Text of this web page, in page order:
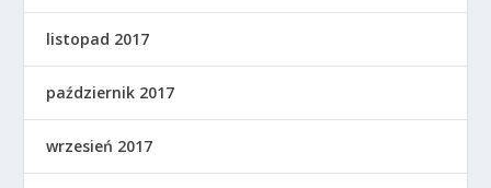
listopad 2017
październik 2017
wrzesień 2017